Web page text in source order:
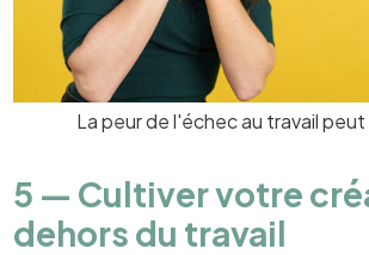
La peur de l'échec au travail peut
5 — Cultiver votre
dehors du travail